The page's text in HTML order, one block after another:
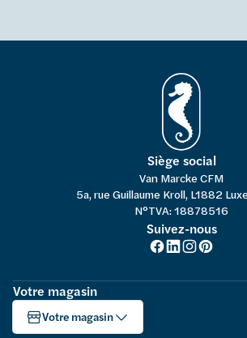
Siège social
Van Marcke CFM
5a, rue Guillaume Kroll, L1882
N°TVA: 18878516
Suivez-nous
Votre magasin
Votre magasin